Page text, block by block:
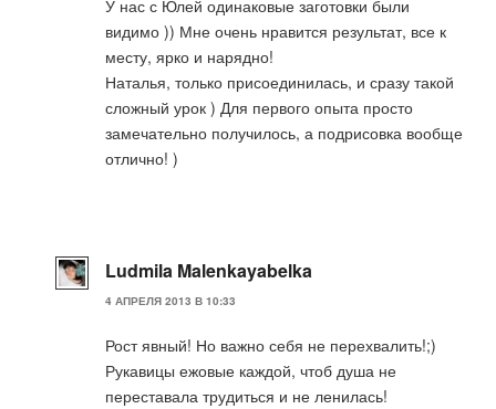
У нас с Юлей одинаковые заготовки были
видимо )) Мне очень нравится результат, все к
месту, ярко и нарядно!
Наталья, только присоединилась, и сразу такой
сложный урок ) Для первого опыта просто
замечательно получилось, а подрисовка вообще
отлично! )
Ludmila Malenkayabelka
4 АПРЕЛЯ 2013 В 10:33
Рост явный! Но важно себя не перехвалить!;)
Рукавицы ежовые каждой, чтоб душа не
переставала трудиться и не ленилась!